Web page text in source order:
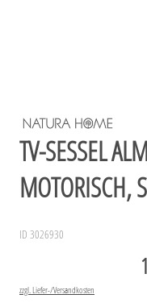
TV-SESSEL
OTORISCH,
ID 3026930
zzgl. Liefer-/Versandkosten